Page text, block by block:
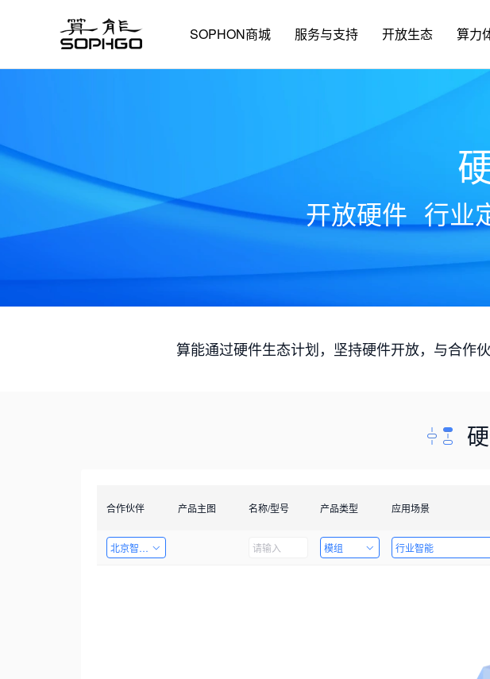
SOPHON商城 服务与支持 开放生态 算力
开放硬件 行业
算能通过硬件生态计划，坚持硬件开放，与合作
合作伙伴 产品主图 名称/型号 产品类型 应用场景
北京智启图瞳科技有限公司 模组 行业智能